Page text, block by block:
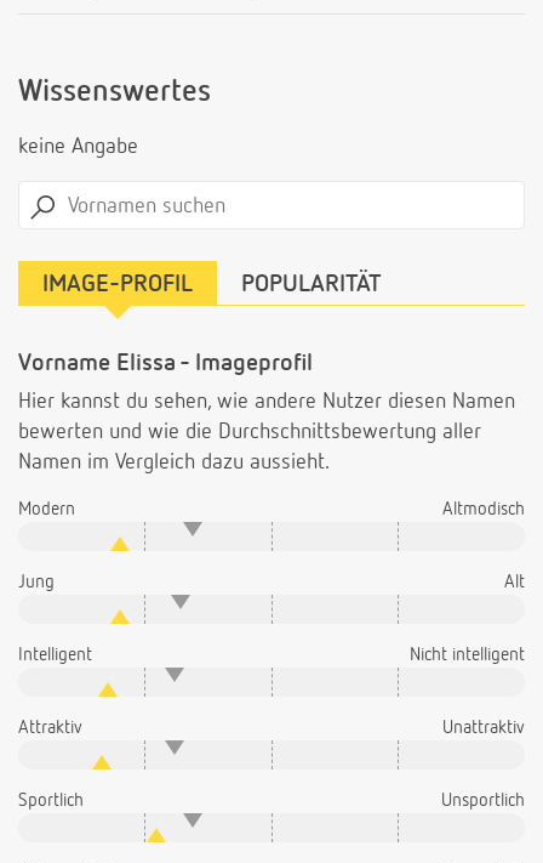
Wissenswertes
keine Angabe
IMAGE-PROFIL POPULARITÄT
Vorname Elissa - Imageprofil
Hier kannst du sehen, wie andere Nutzer diesen Namen
bewerten und wie die Durchschnittsbewertung aller
Namen im Vergleich dazu aussieht.
Modern Altmodisch
Jung Alt
Intelligent Nicht intelligent
Attraktiv Unattraktiv
Sportlich Unsportlich